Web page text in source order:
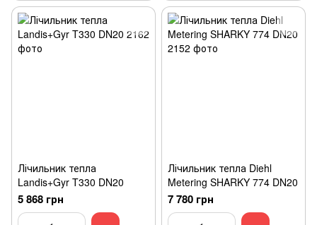
Лічильник тепла
Landis+Gyr T330 DN20
5 868 грн
Лічильник тепла Diehl
Metering SHARKY 774 DN20
7 780 грн